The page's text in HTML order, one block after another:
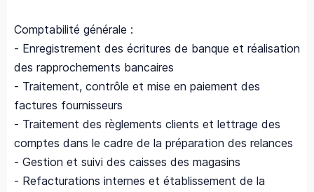
Comptabilité générale :
- Enregistrement des écritures de banque et réalisation
des rapprochements bancaires
- Traitement, contrôle et mise en paiement des
factures fournisseurs
- Traitement des règlements clients et lettrage des
comptes dans le cadre de la préparation des relances
- Gestion et suivi des caisses des magasins
- Refacturations internes et établissement de la